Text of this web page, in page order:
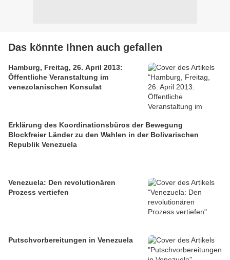
Das könnte Ihnen auch gefallen
Hamburg, Freitag, 26. April 2013:
Öffentliche Veranstaltung im
venezolanischen Konsulat
Erklärung des Koordinationsbüros der Bewegung
Blockfreier Länder zu den Wahlen in der Bolivarischen
Republik Venezuela
Venezuela: Den revolutionären
Prozess vertiefen
Putschvorbereitungen in Venezuela